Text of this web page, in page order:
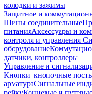
колодки и зажимы
Защитное и
Шины соединительные
питанияАксессуары и
контроля и управления
оборудование
датчики, контроллеры
Управление и
Кнопки, кнопочные
арматураСигнальные
рейкуКонцевые и